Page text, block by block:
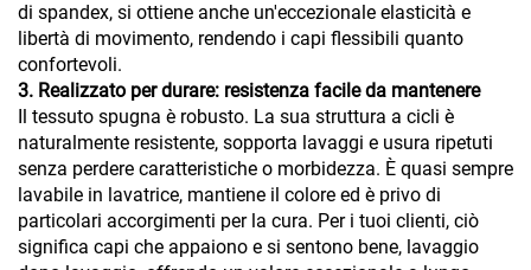
di spandex, si ottiene anche un'eccezionale elasticità e
libertà di movimento, rendendo i capi flessibili quanto
confortevoli.
3. Realizzato per durare: resistenza facile da mantenere
Il tessuto spugna è robusto. La sua struttura a cicli è
naturalmente resistente, sopporta lavaggi e usura ripetuti
senza perdere caratteristiche o morbidezza. È quasi sempre
lavabile in lavatrice, mantiene il colore ed è privo di
particolari accorgimenti per la cura. Per i tuoi clienti, ciò
significa capi che appaiono e si sentono bene, lavaggio